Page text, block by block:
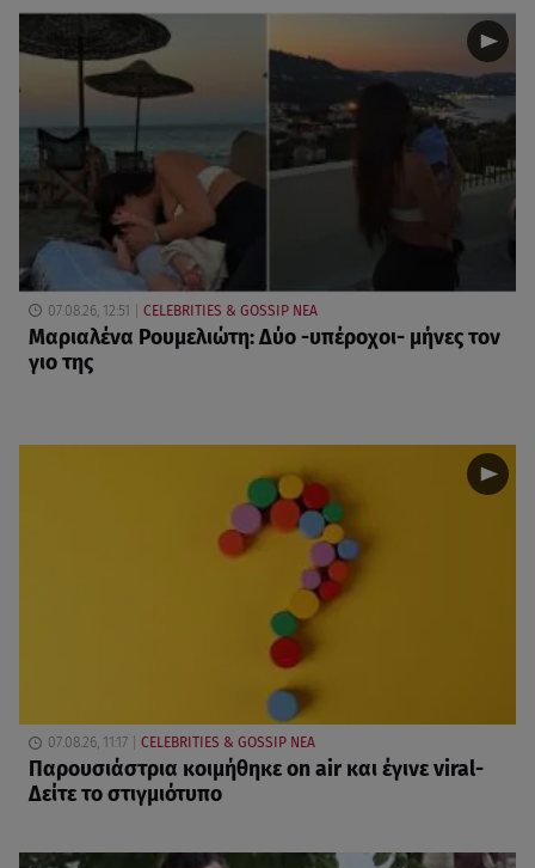
07.08.26, 12:51 CELEBRITIES & GOSSIP ΝΕΑ
Μαριαλένα Ρουμελιώτη: Δύο -υπέροχοι- μήνες τον
γιο της
07.08.26, 11:17 CELEBRITIES & GOSSIP ΝΕΑ
Παρουσιάστρια κοιμήθηκε on air και έγινε viral-
Δείτε το στιγμιότυπο